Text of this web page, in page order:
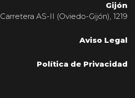
Gijón
Carretera AS-II (Oviedo-Gijón), 1219
Aviso Legal
Política de Privacidad